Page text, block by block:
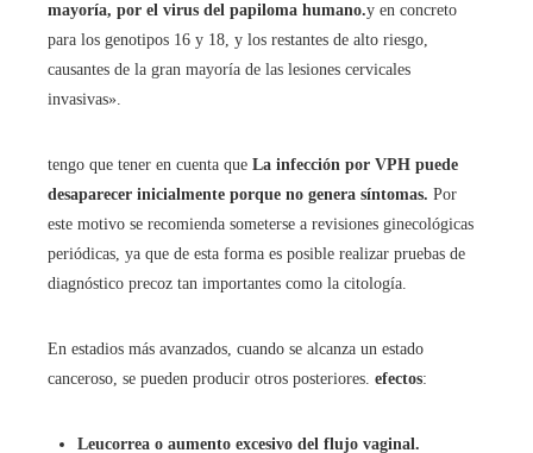
mayoría, por el virus del papiloma humano.y en concreto
para los genotipos 16 y 18, y los restantes de alto riesgo,
causantes de la gran mayoría de las lesiones cervicales
invasivas».
tengo que tener en cuenta que La infección por VPH puede
desaparecer inicialmente porque no genera síntomas. Por
este motivo se recomienda someterse a revisiones ginecológicas
periódicas, ya que de esta forma es posible realizar pruebas de
diagnóstico precoz tan importantes como la citología.
En estadios más avanzados, cuando se alcanza un estado
canceroso, se pueden producir otros posteriores. efectos:
Leucorrea o aumento excesivo del flujo vaginal.